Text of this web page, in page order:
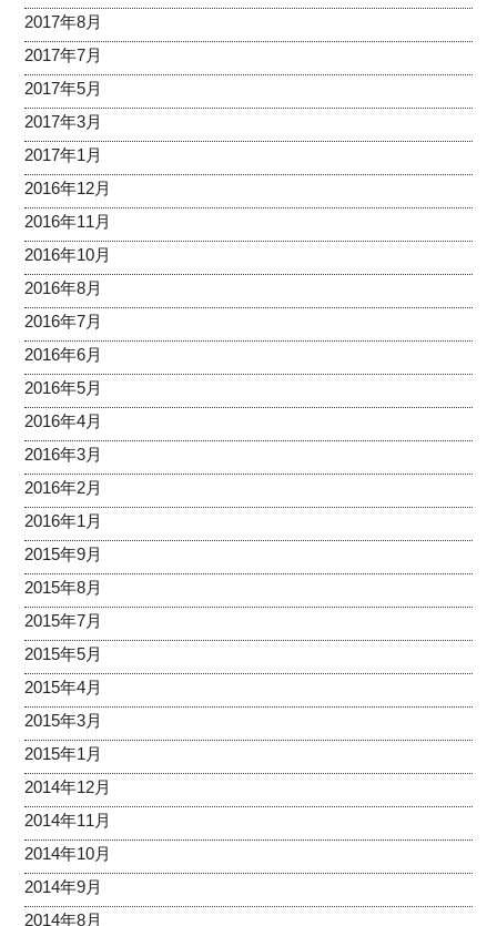
2017年8月
2017年7月
2017年5月
2017年3月
2017年1月
2016年12月
2016年11月
2016年10月
2016年8月
2016年7月
2016年6月
2016年5月
2016年4月
2016年3月
2016年2月
2016年1月
2015年9月
2015年8月
2015年7月
2015年5月
2015年4月
2015年3月
2015年1月
2014年12月
2014年11月
2014年10月
2014年9月
2014年8月